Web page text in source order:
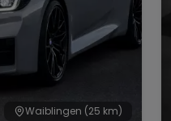
Waiblingen (25 km)